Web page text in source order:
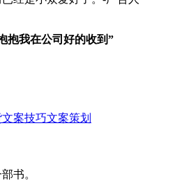
抱我在公司好的收到”
文案技巧文案策划
书。